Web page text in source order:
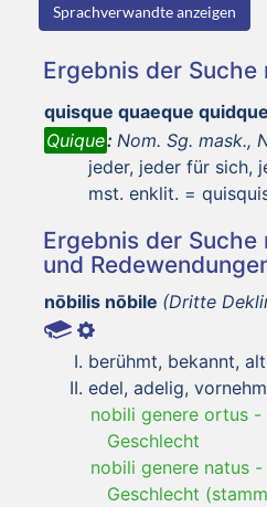
Sprachverwandte anzeigen
Ergebnis der Suche
quisque quaeque quidque
Quique: Nom. Sg. mask.,
jeder, jeder für sich,
mst. enklit. =
Ergebnis der Suche
und
nōbilis nōbile (Dritte
berühmt, bekannt,
edel, adelig, vornehm
nobili genere ortus -
Geschlecht
nobili genere natus -
Geschlecht